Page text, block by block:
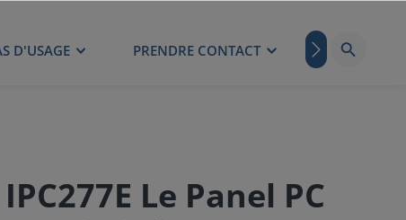
D'USAGE PRENDRE CONTACT BLOG
Le Panel PC